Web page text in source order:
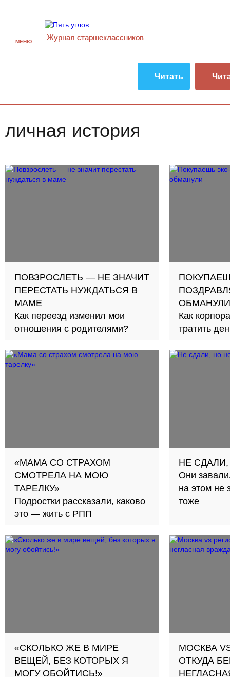
МЕНЮ Журнал старшекласcников
Читать
личная история
ПОВЗРОСЛЕТЬ — НЕ ЗНАЧИТ
ПЕРЕСТАТЬ НУЖДАТЬСЯ В
МАМЕ
Как переезд изменил мои
отношения с родителями?
ОБМАНУЛИ
Как
тратить
«МАМА СО СТРАХОМ
СМОТРЕЛА НА МОЮ
ТАРЕЛКУ»
Подростки рассказали, каково
это — жить с РПП
НЕ
Они
на этом не
тоже
«СКОЛЬКО ЖЕ В МИРЕ
ВЕЩЕЙ, БЕЗ КОТОРЫХ Я
МОГУ ОБОЙТИСЬ!»
МОСКВА
ОТКУДА